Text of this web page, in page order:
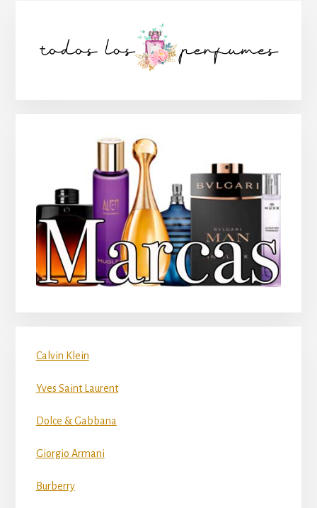
lateral
Calvin Klein
Yves Saint Laurent
Dolce & Gabbana
Giorgio Armani
Burberry